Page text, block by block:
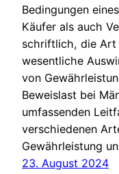
Bedingungen
Käufer als auch
schriftlich, die Art
wesentliche
von
Beweislast bei
umfassenden
verschiedenen
Gewährleistung
23. August 2024